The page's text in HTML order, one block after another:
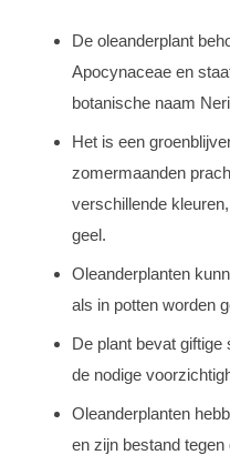
De oleanderplant
Apocynaceae en
botanische naam
Het is een
zomermaanden
verschillende
geel.
Oleanderplanten
als in potten worden
De plant bevat
de nodige
Oleanderplanten
en zijn bestand